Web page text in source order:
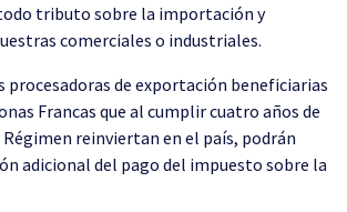
tributo sobre la importación y
comerciales o industriales.
procesadoras de exportación beneficiarias
Francas que al cumplir cuatro años de
reinviertan en el país, podrán
adicional del pago del impuesto sobre la